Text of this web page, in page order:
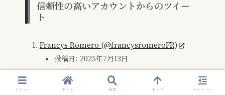
信頼性の高いアカウントからのツイー
ト
Francys Romero (@francysromeroFR)
投稿日: 2025年7月13日
内 容:
「ミルウォーキー・ブリュワーズは、スター
メニュー ホーム 検索 トップ サイドバー